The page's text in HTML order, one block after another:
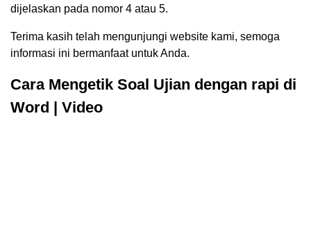
dijelaskan pada nomor 4 atau 5.
Terima kasih telah mengunjungi website kami, semoga
informasi ini bermanfaat untuk Anda.
Cara Mengetik Soal Ujian dengan rapi di
Word | Video